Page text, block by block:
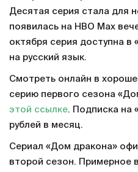
Десятая серия стала для
появилась на HBO Max
октября серия доступна
на русский язык.
Смотреть онлайн в
серию первого сезона
этой ссылке. Подписка на
рублей в месяц.
Сериал «Дом дракона»
второй сезон. Примерное